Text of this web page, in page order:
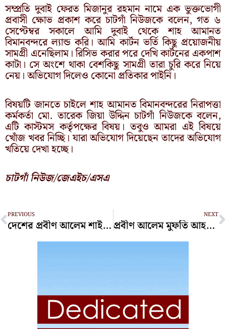
সম্প্রতি দুবাই ফেরত মিজানুর রহমান নামে এক ভুক্তভোগী
প্রবাসী ক্ষোভ প্রকাশ করে চাটগাঁ নিউজকে বলেন, গত ৬
সেপ্টেম্বর সকালে আমি দুবাই থেকে শাহ আমানত
বিমানবন্দরে ল্যান্ড করি। আমি কার্টন ভর্তি কিছু প্রয়োজনীয়
সামগ্রী এনেছিলাম। রিসিভ করার পরে দেখি কার্টনের একপাশ
কাটা। সে অংশে থাকা বেশকিছু সামগ্রী তারা চুরি করে নিয়ে
নেয়। অভিযোগ দিলেও কোনো প্রতিকার পাইনি।
বিষয়টি জানতে চাইলে শাহ আমানত বিমানবন্দরের নিরাপত্তা
কর্মকর্তা মো. তারেক জিয়া উদ্দিন চাটগাঁ নিউজকে বলেন,
এটি কাস্টমস কর্তৃপক্ষের বিষয়। তবুও আমরা এই বিষয়ে
খোঁজ খবর নিচ্ছি। যারা অভিযোগ দিয়েছেন তাদের অভিযোগ
খতিয়ে দেখা হচ্ছে।
চাটগাঁ নিউজ/জেএইচ/এসএ
Prev
PREVIOUS
দেশের প্রবীণ আলেম শাইখুল হাদিস হাফেজ আহমদুল্লাহর ইন্তেকাল
NEXT
প্রবীণ আলেম মুফতি আহমদুল্লাহর মৃত্যুতে তারেক রহমানের শোক